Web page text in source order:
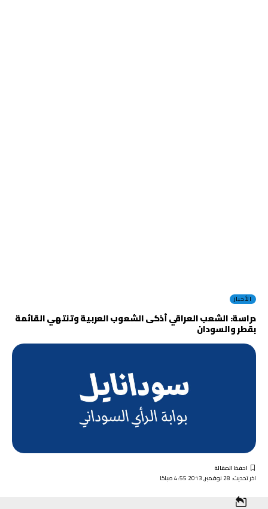
الأخبار
دراسة: الشعب العراقي أذكى الشعوب العربية وتنتهي القائمة
بقطر والسودان
اخر تحديث: 28 نوفمبر, 2013 4:55 صباحًا